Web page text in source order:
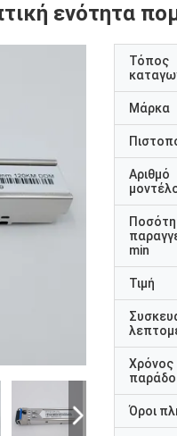
ενότητα
Τόπος
Μάρκα
Αριθμό
min
Τιμή
Χρόνος
Όροι